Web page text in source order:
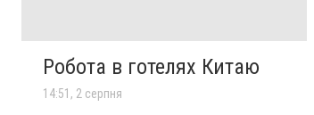
Робота в готелях Китаю
14:51, 2 серпня